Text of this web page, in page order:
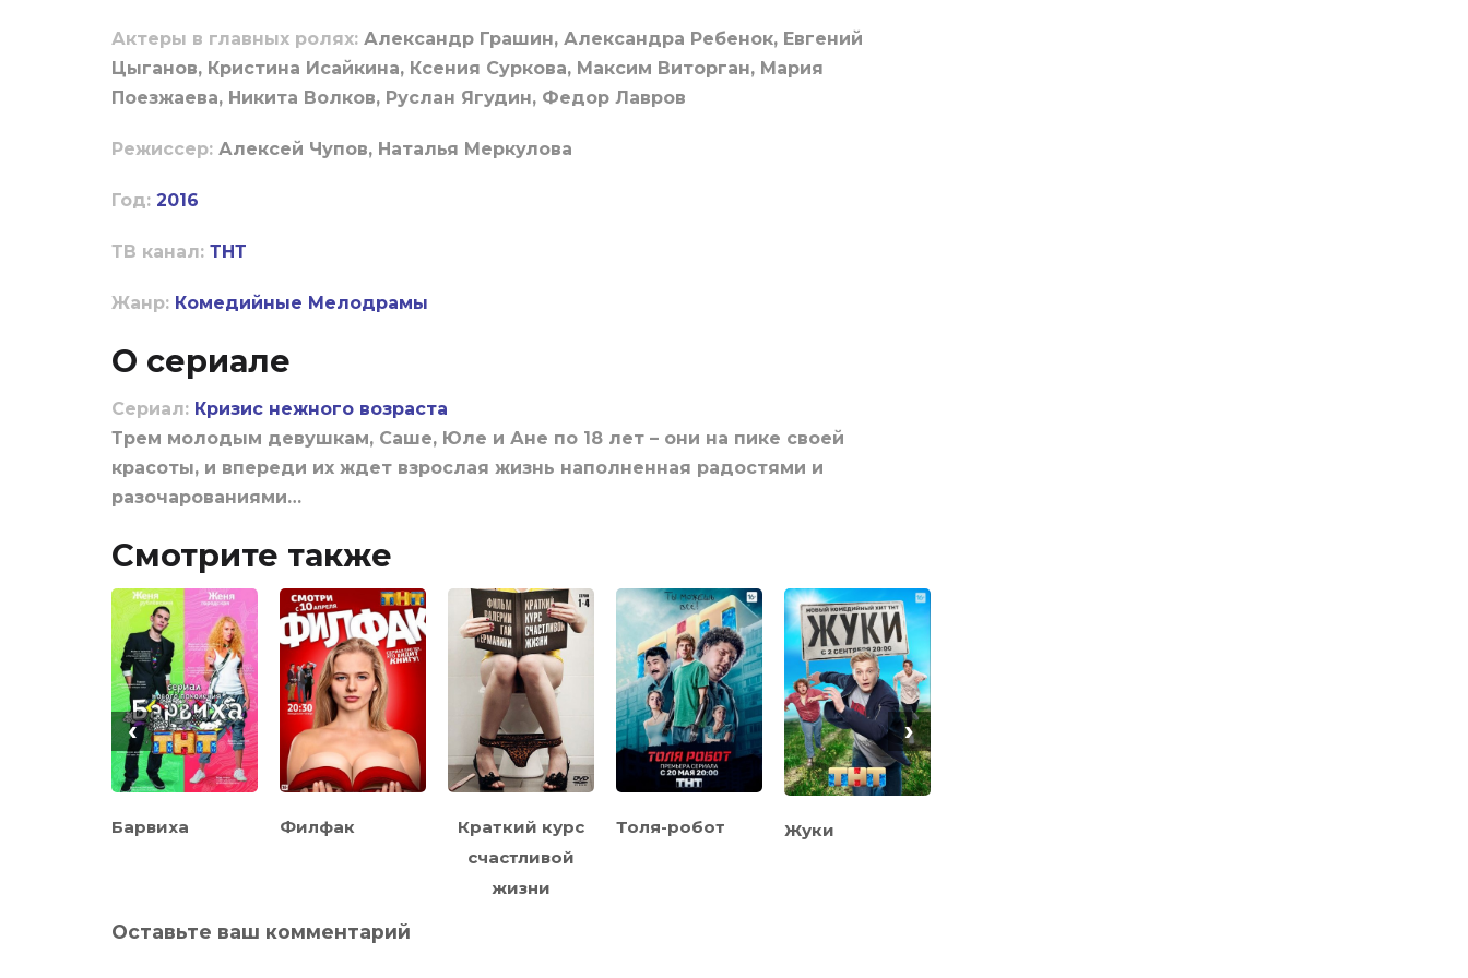
Актеры в главных ролях: Александр Грашин, Александра Ребенок, Евгений
Цыганов, Кристина Исайкина, Ксения Суркова, Максим Виторган, Мария
Поезжаева, Никита Волков, Руслан Ягудин, Федор Лавров
Режиссер: Алексей Чупов, Наталья Меркулова
Год: 2016
ТВ канал: ТНТ
Жанр: Комедийные Мелодрамы
О сериале
Сериал: Кризис нежного возраста
Трем молодым девушкам, Саше, Юле и Ане по 18 лет – они на пике своей
красоты, и впереди их ждет взрослая жизнь наполненная радостями и
разочарованиями…
Смотрите также
Барвиха Филфак
Краткий курс
счастливой
жизни
Толя-робот Жуки
‹ ›
Оставьте ваш комментарий